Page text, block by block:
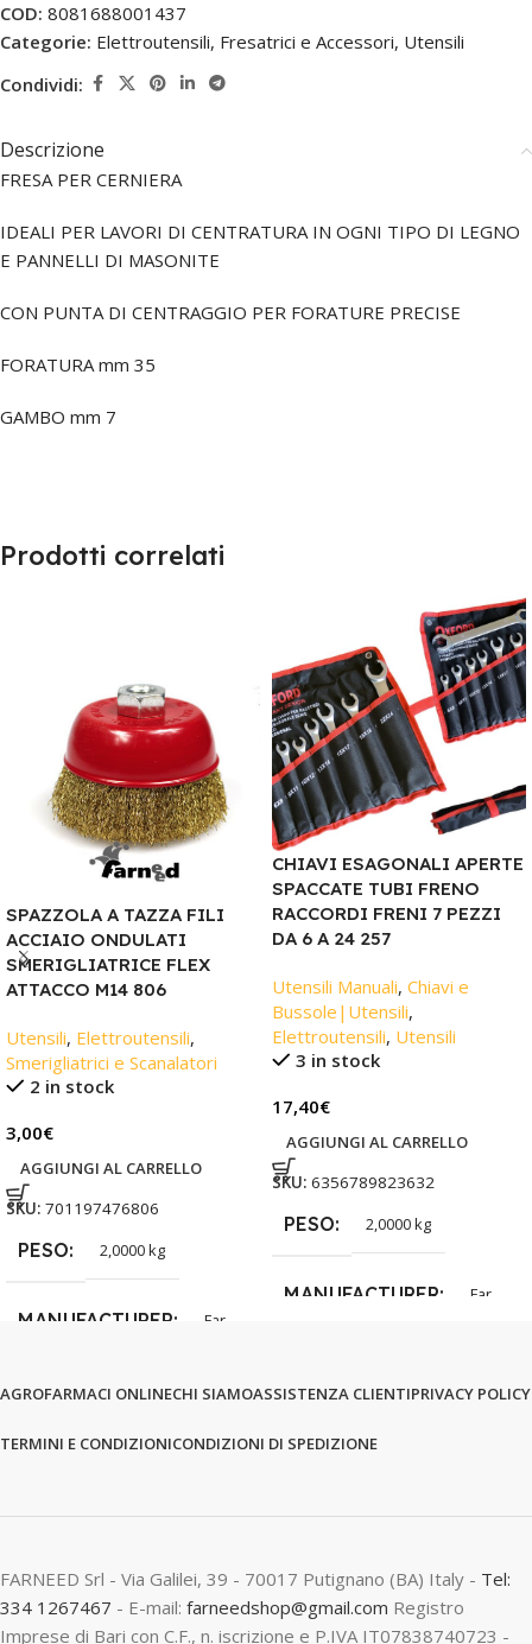
COD: 8081688001437
Categorie: Elettroutensili, Fresatrici e Accessori, Utensili
Condividi:
Descrizione
FRESA PER CERNIERA
IDEALI PER LAVORI DI CENTRATURA IN OGNI TIPO DI LEGNO
E PANNELLI DI MASONITE
CON PUNTA DI CENTRAGGIO PER FORATURE PRECISE
FORATURA mm 35
GAMBO mm 7
Prodotti correlati
SPAZZOLA A TAZZA FILI
ACCIAIO ONDULATI
SMERIGLIATRICE FLEX
ATTACCO M14 806
Utensili, Elettroutensili,
Smerigliatrici e Scanalatori
2 in stock
3,00€
AGGIUNGI AL CARRELLO
SKU: 701197476806
PESO 2,0000 kg
MANUFACTURER Far
CHIAVI ESAGONALI APERTE
SPACCATE TUBI FRENO
RACCORDI FRENI 7 PEZZI
DA 6 A 24 257
Utensili Manuali, Chiavi e
Bussole|Utensili,
Elettroutensili, Utensili
3 in stock
17,40€
AGGIUNGI AL CARRELLO
SKU: 6356789823632
PESO 2,0000 kg
MANUFACTURER Far
AGROFARMACI ONLINECHI SIAMOASSISTENZA CLIENTIPRIVACY POLICY
TERMINI E CONDIZIONICONDIZIONI DI SPEDIZIONE
FARNEED Srl - Via Galilei, 39 - 70017 Putignano (BA) Italy - Tel:
334 1267467 - E-mail: farneedshop@gmail.com Registro
Imprese di Bari con C.F., n. iscrizione e P.IVA IT07838740723 -